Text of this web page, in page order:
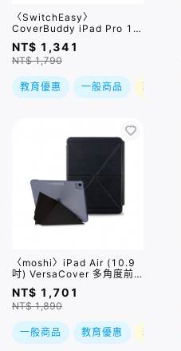
〈SwitchEasy〉
CoverBuddy iPad Pro 11
吋(2021) / iPad Air 10.9
吋(2020-2022) 磁吸升級
保護殼(支援巧控鍵盤、
NT$ 1,341
NT$ 1,790
教育優惠 一般商品 現折
〈moshi〉iPad Air (10.9
吋) VersaCover 多角度前
後保護套 / 兩色
NT$ 1,701
NT$ 1,890
一般商品 教育優惠 現折